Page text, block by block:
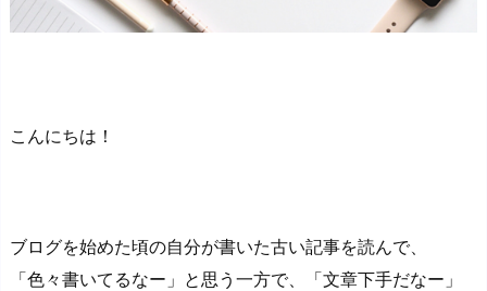
こんにちは！
ブログを始めた頃の自分が書いた古い記事を読んで、
「色々書いてるなー」と思う一方で、「文章下手だなー」